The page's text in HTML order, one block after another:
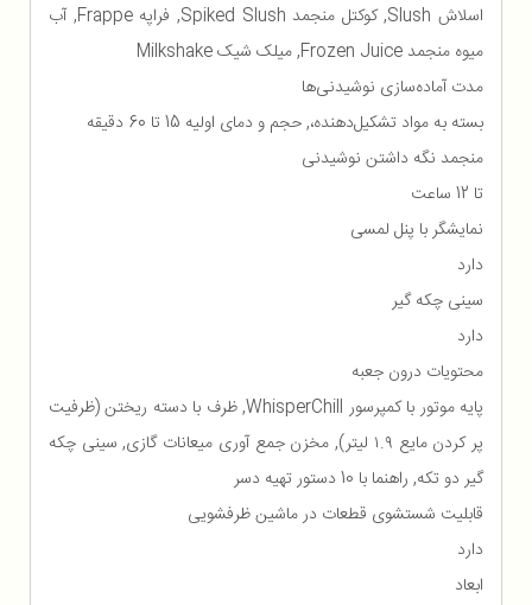
اسلاش Slush, کوکتل منجمد Spiked Slush, فراپه Frappe, آب
میوه منجمد Frozen Juice, میلک شیک Milkshake
مدت آماده‌سازی نوشیدنی‌ها
بسته به مواد تشکیل‌دهنده،, حجم و دمای اولیه 15 تا 60 دقیقه
منجمد نگه داشتن نوشیدنی
تا 12 ساعت
نمایشگر با پنل لمسی
دارد
سینی چکه گیر
دارد
محتویات درون جعبه
پایه موتور با کمپرسور WhisperChill, ظرف با دسته ریختن (ظرفیت
پر کردن مایع ۱.۹ لیتر), مخزن جمع آوری میعانات گازی, سینی چکه
گیر دو تکه, راهنما با 10 دستور تهیه دسر
قابلیت شستشوی قطعات در ماشین ظرفشویی
دارد
ابعاد